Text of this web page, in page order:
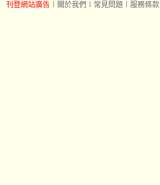
刊登網站廣告 關於我們 常見問題 服務條款